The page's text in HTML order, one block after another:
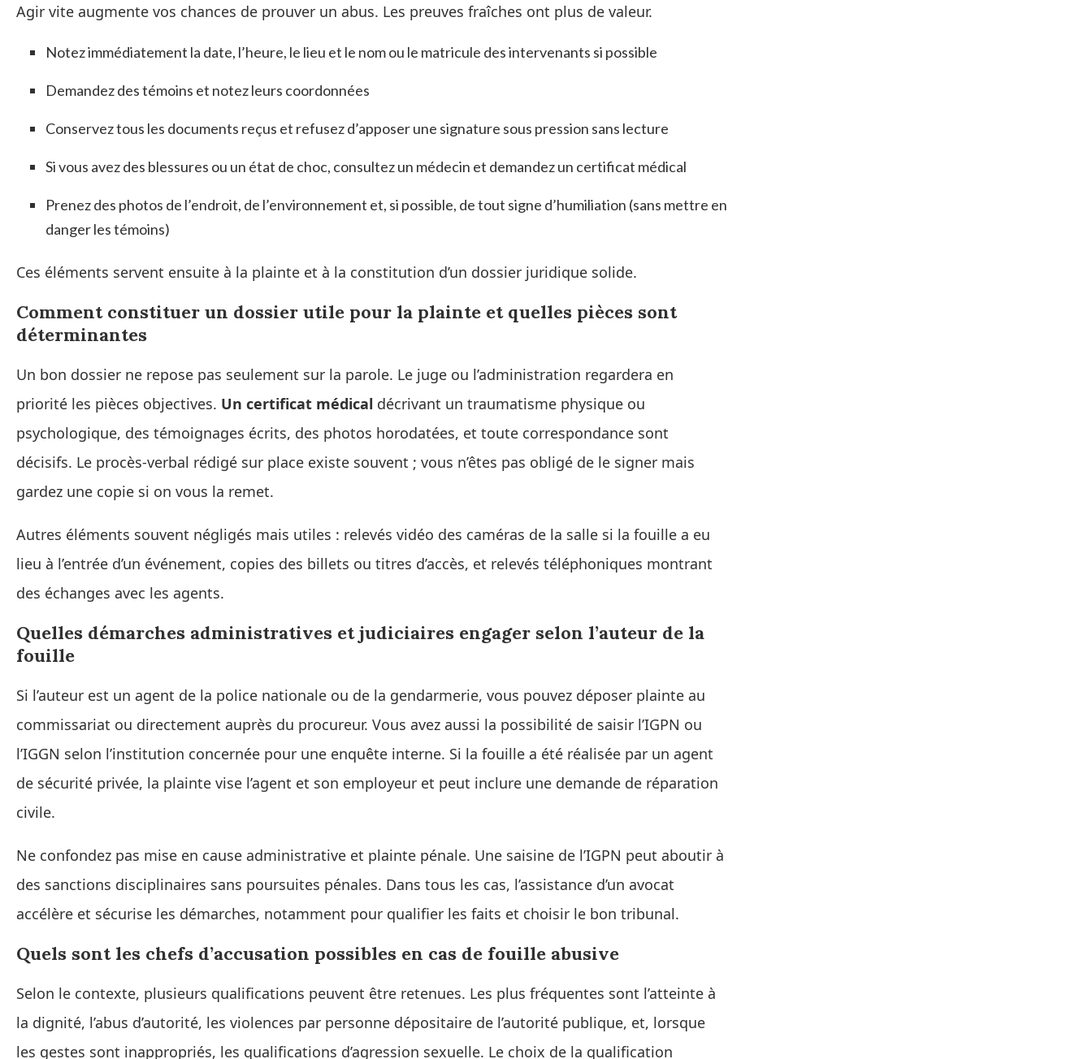
Agir vite augmente vos chances de prouver un abus. Les preuves fraîches ont plus de valeur.
Notez immédiatement la date, l’heure, le lieu et le nom ou le matricule des intervenants si possible
Demandez des témoins et notez leurs coordonnées
Conservez tous les documents reçus et refusez d’apposer une signature sous pression sans lecture
Si vous avez des blessures ou un état de choc, consultez un médecin et demandez un certificat médical
Prenez des photos de l’endroit, de l’environnement et, si possible, de tout signe d’humiliation (sans mettre en
danger les témoins)
Ces éléments servent ensuite à la plainte et à la constitution d’un dossier juridique solide.
Comment constituer un dossier utile pour la plainte et quelles pièces sont
déterminantes
Un bon dossier ne repose pas seulement sur la parole. Le juge ou l’administration regardera en
priorité les pièces objectives. Un certificat médical décrivant un traumatisme physique ou
psychologique, des témoignages écrits, des photos horodatées, et toute correspondance sont
décisifs. Le procès-verbal rédigé sur place existe souvent ; vous n’êtes pas obligé de le signer mais
gardez une copie si on vous la remet.
Autres éléments souvent négligés mais utiles : relevés vidéo des caméras de la salle si la fouille a eu
lieu à l’entrée d’un événement, copies des billets ou titres d’accès, et relevés téléphoniques montrant
des échanges avec les agents.
Quelles démarches administratives et judiciaires engager selon l’auteur de la
fouille
Si l’auteur est un agent de la police nationale ou de la gendarmerie, vous pouvez déposer plainte au
commissariat ou directement auprès du procureur. Vous avez aussi la possibilité de saisir l’IGPN ou
l’IGGN selon l’institution concernée pour une enquête interne. Si la fouille a été réalisée par un agent
de sécurité privée, la plainte vise l’agent et son employeur et peut inclure une demande de réparation
civile.
Ne confondez pas mise en cause administrative et plainte pénale. Une saisine de l’IGPN peut aboutir à
des sanctions disciplinaires sans poursuites pénales. Dans tous les cas, l’assistance d’un avocat
accélère et sécurise les démarches, notamment pour qualifier les faits et choisir le bon tribunal.
Quels sont les chefs d’accusation possibles en cas de fouille abusive
Selon le contexte, plusieurs qualifications peuvent être retenues. Les plus fréquentes sont l’atteinte à
la dignité, l’abus d’autorité, les violences par personne dépositaire de l’autorité publique, et, lorsque
les gestes sont inappropriés, les qualifications d’agression sexuelle. Le choix de la qualification